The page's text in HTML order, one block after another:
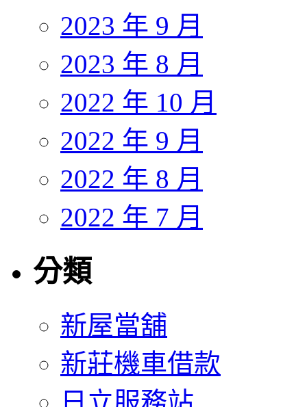
2023 年 9 月
2023 年 8 月
2022 年 10 月
2022 年 9 月
2022 年 8 月
2022 年 7 月
分類
新屋當舖
新莊機車借款